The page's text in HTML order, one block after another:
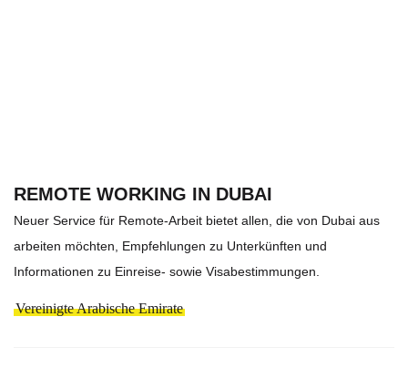
REMOTE WORKING IN DUBAI
Neuer Service für Remote-Arbeit bietet allen, die von Dubai aus
arbeiten möchten, Empfehlungen zu Unterkünften und
Informationen zu Einreise- sowie Visabestimmungen.
Vereinigte Arabische Emirate